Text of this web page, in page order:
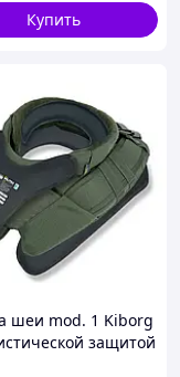
Купить
шеи mod. 1 Kiborg
защитой